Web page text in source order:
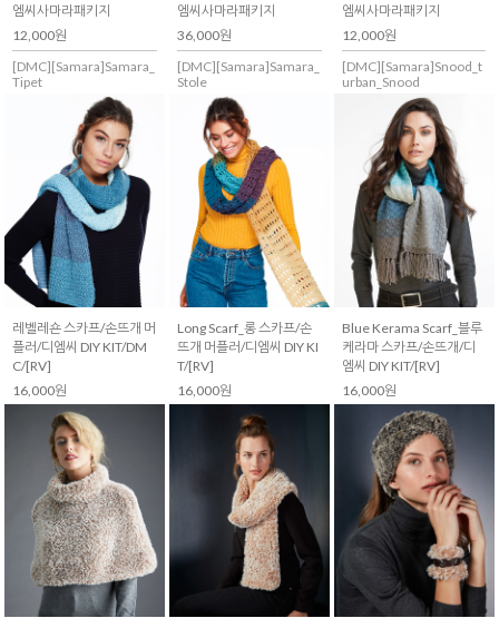
엠씨사마라패키지
12,000원
[DMC][Samara]Samara_
Tipet
엠씨사마라패키지
36,000원
[DMC][Samara]Samara_
Stole
엠씨사마라패키지
12,000원
[DMC][Samara]Snood_t
urban_Snood
레벨레숀 스카프/손뜨개 머
플러/디엠씨 DIY KIT/DM
C/[RV]
16,000원
Long Scarf_롱 스카프/손
뜨개 머플러/디엠씨 DIY KI
T/[RV]
16,000원
Blue Kerama Scarf_블루
케라마 스카프/손뜨개/디
엠씨 DIY KIT/[RV]
16,000원